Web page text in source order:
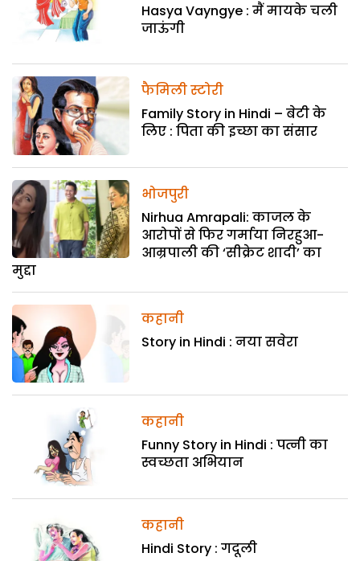
Hasya Vayngye : मैं मायके चली
जाऊंगी
फैमिली स्टोरी
Family Story in Hindi – बेटी के
लिए : पिता की इच्छा का संसार
भोजपुरी
Nirhua Amrapali: काजल के
आरोपों से फिर गर्माया निरहुआ-
आम्रपाली की ‘सीक्रेट शादी’ का
मुद्दा
कहानी
Story in Hindi : नया सवेरा
कहानी
Funny Story in Hindi : पत्नी का
स्वच्छता अभियान
कहानी
Hindi Story : गदूली